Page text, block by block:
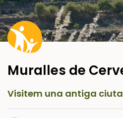
Muralles de
Visitem una antiga